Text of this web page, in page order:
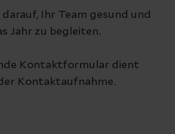
Ihr Team gesund und
Jahr zu begleiten.
Kontaktformular dient
Kontaktaufnahme.